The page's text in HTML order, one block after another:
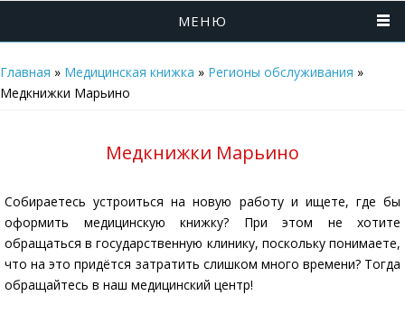
МЕНЮ
Главная » Медицинская книжка » Регионы обслуживания »
Медкнижки Марьино
Медкнижки Марьино
Собираетесь устроиться на новую работу и ищете, где бы
оформить медицинскую книжку? При этом не хотите
обращаться в государственную клинику, поскольку понимаете,
что на это придётся затратить слишком много времени? Тогда
обращайтесь в наш медицинский центр!